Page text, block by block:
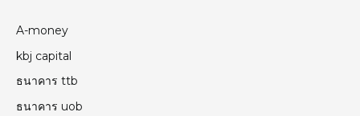
A-money
kbj capital
ธนาคาร ttb
ธนาคาร uob